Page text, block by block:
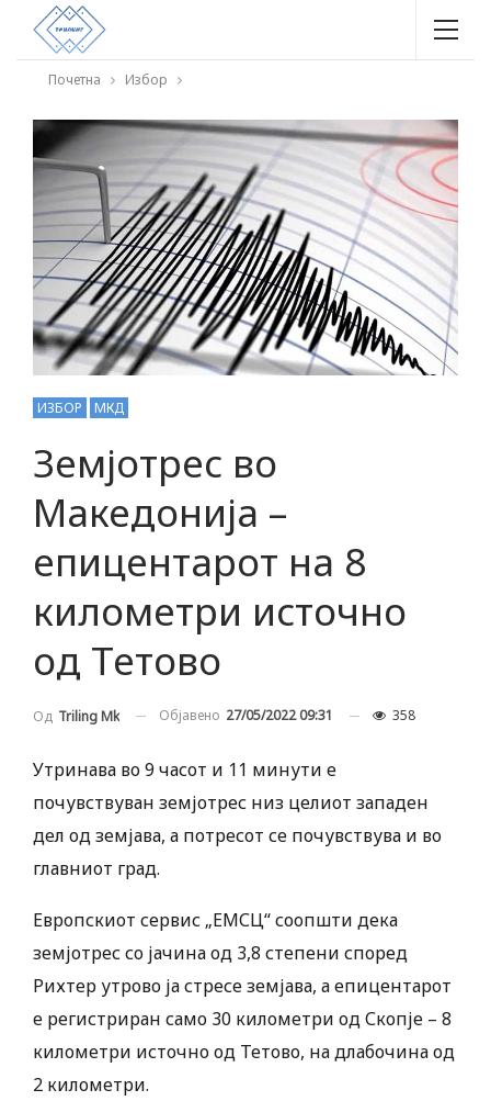
Почетна Избор
ИЗБОР МКД
Земјотрес во
Македонија –
епицентарот на 8
километри источно
од Тетово
Од Triling Mk Објавено 27/05/2022 09:31 358
Утринава во 9 часот и 11 минути е
почувствуван земјотрес низ целиот западен
дел од земјава, а потресот се почувствува и во
главниот град.
Европскиот сервис „ЕМСЦ“ соопшти дека
земјотрес со јачина од 3,8 степени според
Рихтер утрово ја стресе земјава, а епицентарот
е регистриран само 30 километри од Скопје – 8
километри источно од Тетово, на длабочина од
2 километри.